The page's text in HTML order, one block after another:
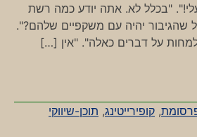
"בכלל לא. אתה יודע כמה רשת
שהגיבור יהיה עם משקפיים שלהם?".
על דברים כאלה". "אין […]
, קופירייטינג, תוכן-שיווקי